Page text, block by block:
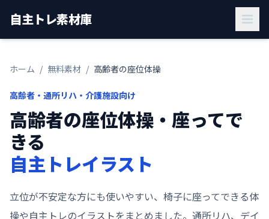
自主トレ素材庫
ホーム / 無料素材 / 高齢者の座位体操
高齢者・通所リハ・介護施設向け
高齢者の座位体操・座ってで
きる
自主トレイラスト
立位が不安定な方にも使いやすい、椅子に座ってできる体
操や自主トレのイラストをまとめました。通所リハ、デイ